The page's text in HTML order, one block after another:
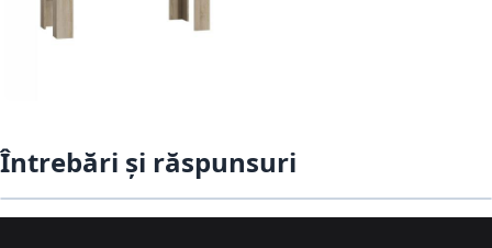
Întrebări și răspunsuri